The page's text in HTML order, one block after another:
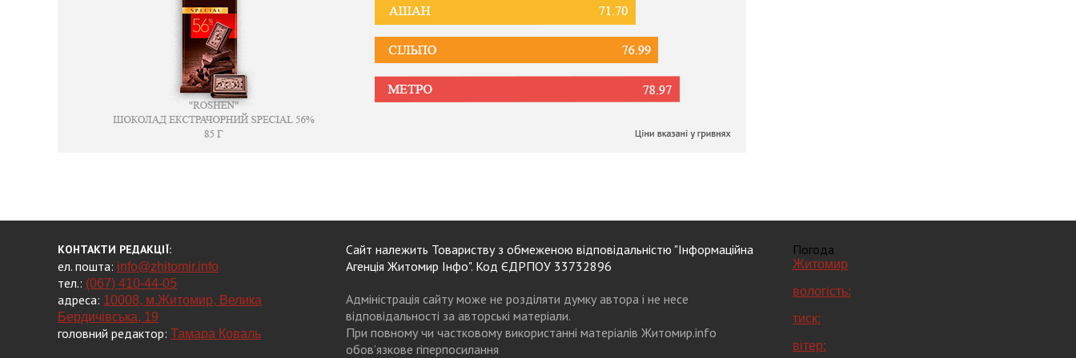
КОНТАКТИ РЕДАКЦІЇ:
ел. пошта: info@zhitomir.info
тел.: (067) 410-44-05
адреса: 10008, м.Житомир, Велика
Бердичівська, 19
головний редактор: Тамара Коваль
Сайт належить Товариству з обмеженою відповідальністю "Інформаційна
Агенція Житомир Інфо". Код ЄДРПОУ 33732896
Адміністрація сайту може не розділяти думку автора і не несе
відповідальності за авторські матеріали.
При повному чи частковому використанні матеріалів Житомир.info
обов’язкове гіперпосилання
Погода
Житомир
вологість:
тиск:
вітер: